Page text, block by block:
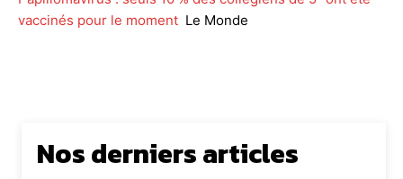
vaccinés pour le moment Le Monde
Nos derniers articles